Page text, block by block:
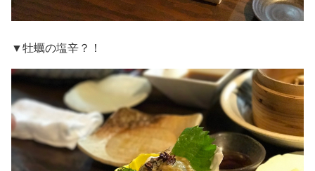
▼牡蠣の塩辛？！